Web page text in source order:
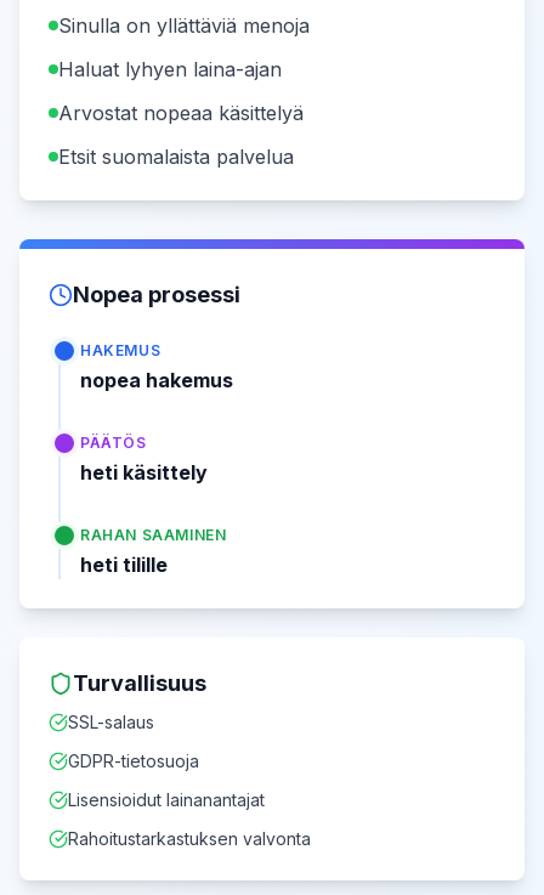
Sinulla on yllättäviä menoja
Haluat lyhyen laina-ajan
Arvostat nopeaa käsittelyä
Etsit suomalaista palvelua
Nopea prosessi
HAKEMUS
nopea hakemus
PÄÄTÖS
heti käsittely
RAHAN SAAMINEN
heti tilille
Turvallisuus
SSL-salaus
GDPR-tietosuoja
Lisensioidut lainanantajat
Rahoitustarkastuksen valvonta